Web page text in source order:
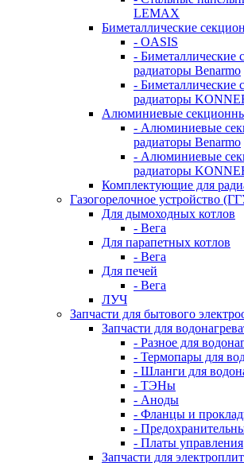
LEMAX
Биметаллические
- OASIS
- Биметаллические
радиаторы Benarmo
- Биметаллические
радиаторы
Алюминиевые
- Алюминиевые
радиаторы Benarmo
- Алюминиевые
радиаторы
Комплектующие для
Газогорелочное устройство
Для дымоходных котлов
- Вега
Для парапетных котлов
- Вега
Для печей
- Вега
ЛУЧ
Запчасти для бытового
Запчасти для
- Разное для
- Термопары для
- Шланги для
- ТЭНы
- Аноды
- Фланцы и
-
- Платы управления
Запчасти для электроплит